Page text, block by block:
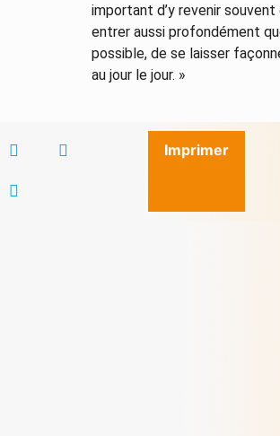
important d’y revenir souvent
entrer aussi profondément
possible, de se laisser
au jour le jour. »
Imprimer